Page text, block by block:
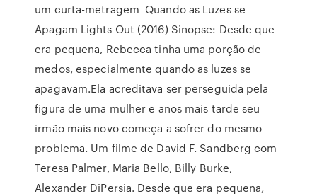
um curta-metragem Quando as Luzes se
Apagam Lights Out (2016) Sinopse: Desde que
era pequena, Rebecca tinha uma porção de
medos, especialmente quando as luzes se
apagavam.Ela acreditava ser perseguida pela
figura de uma mulher e anos mais tarde seu
irmão mais novo começa a sofrer do mesmo
problema. Um filme de David F. Sandberg com
Teresa Palmer, Maria Bello, Billy Burke,
Alexander DiPersia. Desde que era pequena,